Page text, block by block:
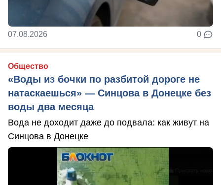
07.08.2026 0
Общество
«Воды из бочки по разбитой дороге не
натаскаешься» — Синцова в Донецке без
воды два месяца
Вода не доходит даже до подвала: как живут на
Синцова в Донецке